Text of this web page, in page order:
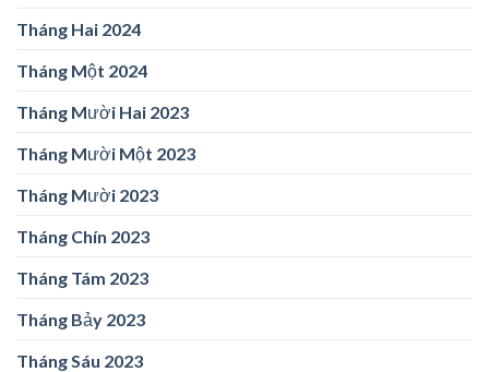
Tháng Hai 2024
Tháng Một 2024
Tháng Mười Hai 2023
Tháng Mười Một 2023
Tháng Mười 2023
Tháng Chín 2023
Tháng Tám 2023
Tháng Bảy 2023
Tháng Sáu 2023